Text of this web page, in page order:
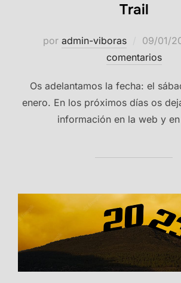
Trail
por admin-viboras
el
09/01/
comentarios
Os adelantamos la fecha: el
enero. En los próximos días os
información en la web y